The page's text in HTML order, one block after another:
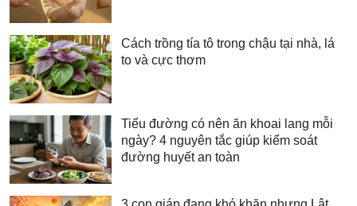
Cách trồng tía tô trong chậu tại nhà, lá
to và cực thơm
Tiểu đường có nên ăn khoai lang mỗi
ngày? 4 nguyên tắc giúp kiểm soát
đường huyết an toàn